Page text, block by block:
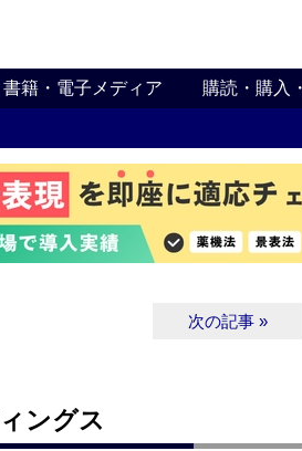
書籍・電子メディア 購読・購入
次の記事 »
ングス